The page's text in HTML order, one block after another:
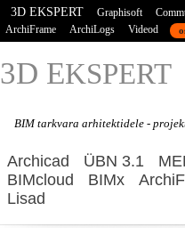
3D EKSPERT Graphisoft
ArchiFrame
ArchiLogs Videod
3D EKSPERT
BIM tarkvara arhitektidele -
Archicad ÜBN 3.1
BIMcloud
BIMx
Lisad